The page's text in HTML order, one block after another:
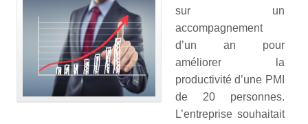
sur un
accompagnement
d’un an pour
améliorer la
productivité d’une PMI
de 20 personnes.
L’entreprise souhaitait